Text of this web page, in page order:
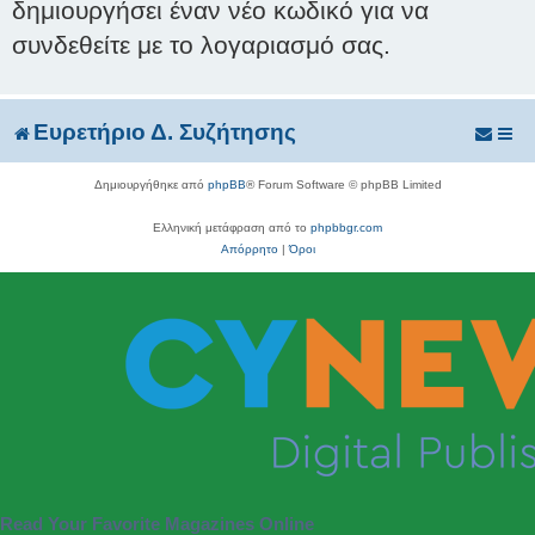
δημιουργήσει έναν νέο κωδικό για να
συνδεθείτε με το λογαριασμό σας.
Ευρετήριο Δ. Συζήτησης
Δημιουργήθηκε από phpBB® Forum Software © phpBB Limited
Ελληνική μετάφραση από το phpbbgr.com
Απόρρητο|Όροι
Read Your Favorite Magazines Online